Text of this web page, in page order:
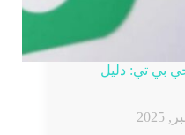
بي تي: دليل